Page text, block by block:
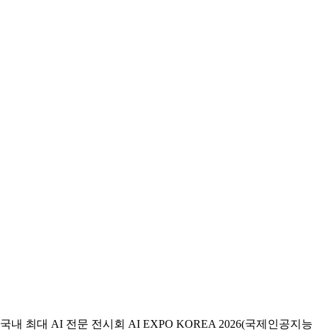
국내 최대 AI 전문 전시회 AI EXPO KOREA 2026(국제인공지능